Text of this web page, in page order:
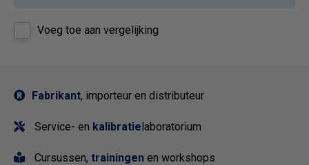
Voeg toe aan vergelijking
Fabrikant, importeur en distributeur
Service- en kalibratielaboratorium
Cursussen, trainingen en workshops